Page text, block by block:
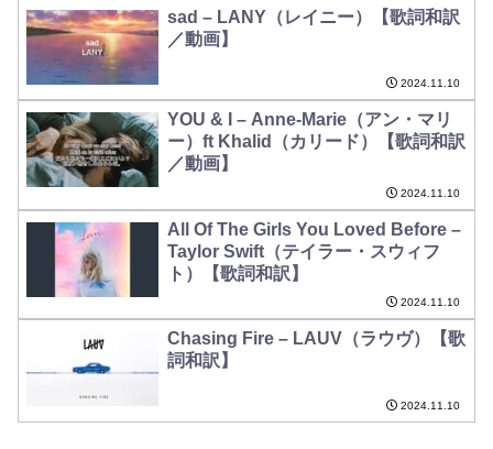
sad – LANY（レイニー）【歌詞和訳
／動画】
2024.11.10
YOU & I – Anne-Marie（アン・マリ
ー）ft Khalid（カリード）【歌詞和訳
／動画】
2024.11.10
All Of The Girls You Loved Before –
Taylor Swift（テイラー・スウィフ
ト）【歌詞和訳】
2024.11.10
Chasing Fire – LAUV（ラウヴ）【歌
詞和訳】
2024.11.10